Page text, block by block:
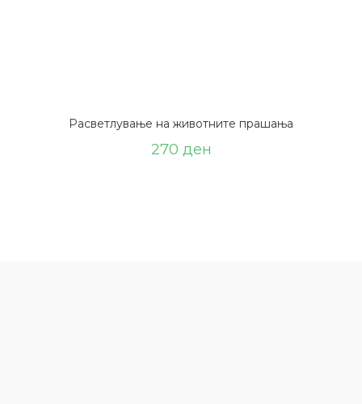
Расветлување на животните прашања
270 ден